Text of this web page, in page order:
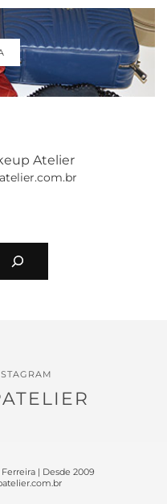
Atelier
| Desde 2009